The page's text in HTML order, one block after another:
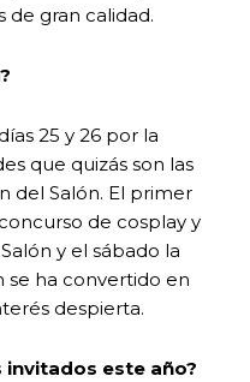
de gran calidad.
25 y 26 por la
que quizás son las
del Salón. El primer
de cosplay y
y el sábado la
ha convertido en
despierta.
invitados este año?